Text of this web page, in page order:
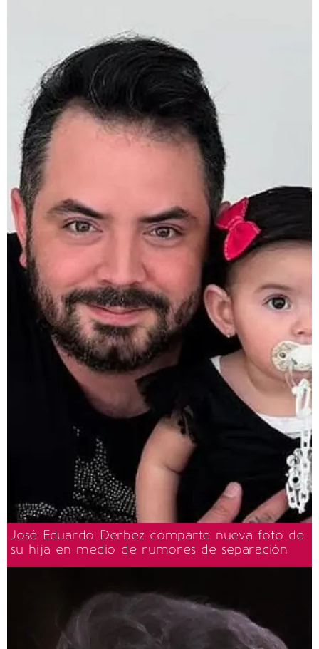
José Eduardo Derbez comparte nueva foto de
su hija en medio de rumores de separación